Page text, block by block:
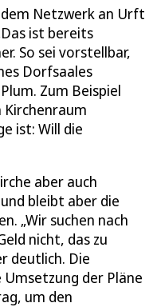
Netzwerk an Urft
ist bereits
So sei vorstellbar,
Dorfsaales
Zum Beispiel
ist: Will die
aber auch
bleibt aber die
„Wir suchen nach
nicht, das zu
deutlich. Die
der Pläne
um den